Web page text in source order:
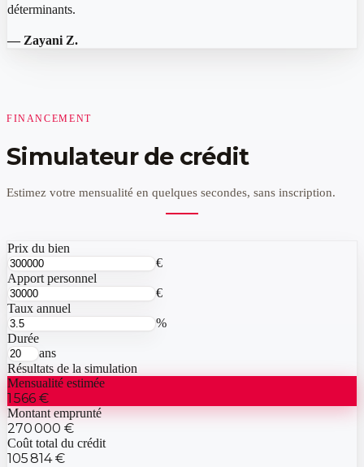
déterminants.
— Zayani Z.
FINANCEMENT
Simulateur de crédit
Estimez votre mensualité en quelques secondes, sans inscription.
Prix du bien
€
Apport personnel
€
Taux annuel
%
Durée
ans
Résultats de la simulation
Mensualité estimée
1 566 €
Montant emprunté
270 000 €
Coût total du crédit
105 814 €